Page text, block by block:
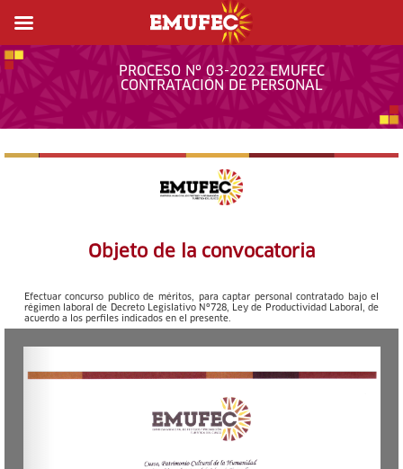
PROCESO Nº 03-2022 EMUFEC
CONTRATACIÓN DE PERSONAL
Objeto de la convocatoria
Efectuar concurso publico de méritos, para captar personal contratado bajo el
régimen laboral de Decreto Legislativo Nº728, Ley de Productividad Laboral, de
acuerdo a los perfiles indicados en el presente.